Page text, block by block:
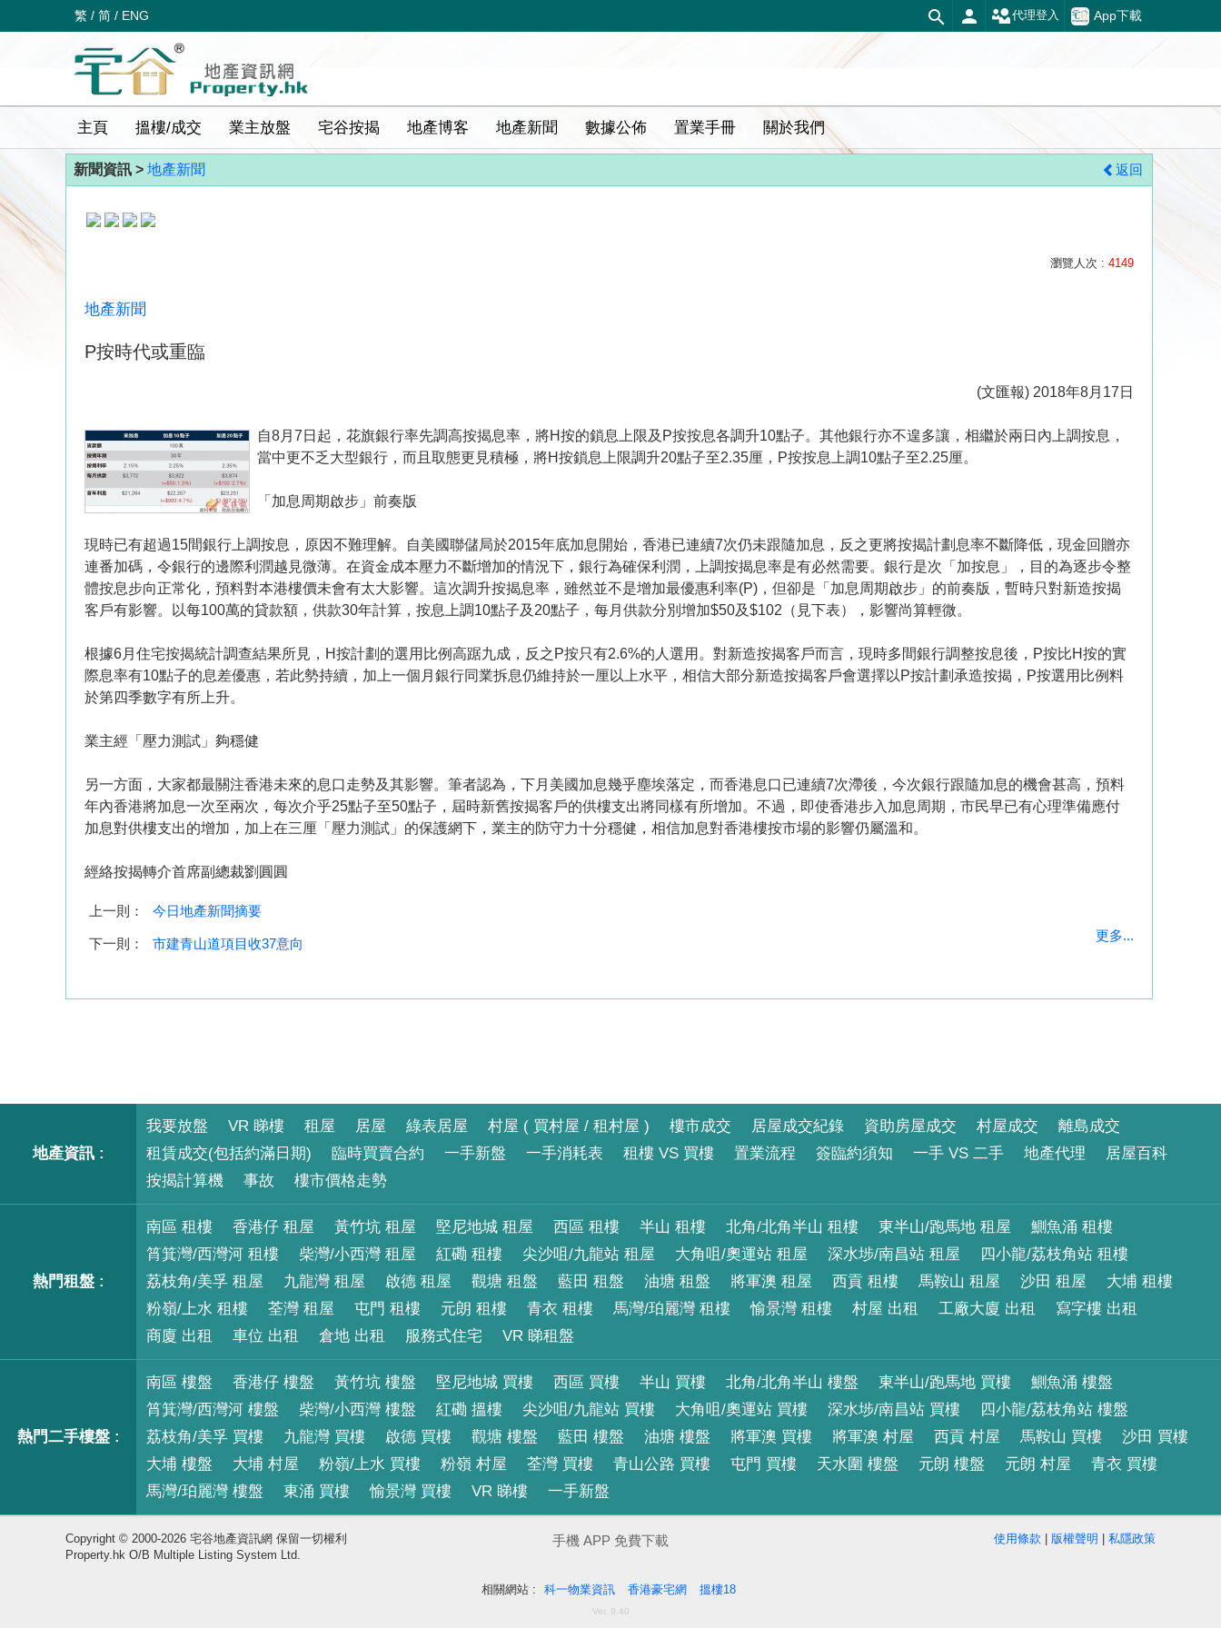
繁 / 简 / ENG App下載
代理登入
主頁 搵樓/成交 業主放盤 宅谷按揭 地產博客 地產新聞 數據公佈 置業手冊 關於我們
新聞資訊 > 地產新聞 返回
瀏覽人次 : 4149
地產新聞
P按時代或重臨
(文匯報) 2018年8月17日
自8月7日起，花旗銀行率先調高按揭息率，將H按的鎖息上限及P按按息各調升10點子。其他銀行亦不遑多讓，相繼於兩日內上調按息，
當中更不乏大型銀行，而且取態更見積極，將H按鎖息上限調升20點子至2.35厘，P按按息上調10點子至2.25厘。
「加息周期啟步」前奏版
現時已有超過15間銀行上調按息，原因不難理解。自美國聯儲局於2015年底加息開始，香港已連續7次仍未跟隨加息，反之更將按揭計劃息率不斷降低，現金回贈亦
連番加碼，令銀行的邊際利潤越見微薄。在資金成本壓力不斷增加的情況下，銀行為確保利潤，上調按揭息率是有必然需要。銀行是次「加按息」，目的為逐步令整
體按息步向正常化，預料對本港樓價未會有太大影響。這次調升按揭息率，雖然並不是增加最優惠利率(P)，但卻是「加息周期啟步」的前奏版，暫時只對新造按揭
客戶有影響。以每100萬的貸款額，供款30年計算，按息上調10點子及20點子，每月供款分別增加$50及$102（見下表），影響尚算輕微。
根據6月住宅按揭統計調查結果所見，H按計劃的選用比例高踞九成，反之P按只有2.6%的人選用。對新造按揭客戶而言，現時多間銀行調整按息後，P按比H按的實
際息率有10點子的息差優惠，若此勢持續，加上一個月銀行同業拆息仍維持於一厘以上水平，相信大部分新造按揭客戶會選擇以P按計劃承造按揭，P按選用比例料
於第四季數字有所上升。
業主經「壓力測試」夠穩健
另一方面，大家都最關注香港未來的息口走勢及其影響。筆者認為，下月美國加息幾乎塵埃落定，而香港息口已連續7次滯後，今次銀行跟隨加息的機會甚高，預料
年內香港將加息一次至兩次，每次介乎25點子至50點子，屆時新舊按揭客戶的供樓支出將同樣有所增加。不過，即使香港步入加息周期，市民早已有心理準備應付
加息對供樓支出的增加，加上在三厘「壓力測試」的保護網下，業主的防守力十分穩健，相信加息對香港樓按市場的影響仍屬溫和。
經絡按揭轉介首席副總裁劉圓圓
上一則： 今日地產新聞摘要
下一則： 市建青山道項目收37意向
更多...
地產資訊 :
我要放盤 VR 睇樓 租屋 居屋 綠表居屋 村屋 ( 買村屋 / 租村屋 ) 樓市成交 居屋成交紀錄 資助房屋成交 村屋成交
離島成交
租賃成交(包括約滿日期)
臨時買賣合約 一手新盤 一手消耗表 租樓 VS 買樓 置業流程 簽臨約須知 一手 VS 二手 地產代理
居屋百科
按揭計算機
事故 樓市價格走勢
熱門租盤 :
南區 租樓 香港仔 租屋 黃竹坑 租屋 堅尼地城 租屋 西區 租樓 半山 租樓 北角/北角半山 租樓 東半山/跑馬地 租屋
鰂魚涌 租樓
筲箕灣/西灣河 租樓
柴灣/小西灣 租屋 紅磡 租樓 尖沙咀/九龍站 租屋 大角咀/奧運站 租屋 深水埗/南昌站 租屋
四小龍/荔枝角站 租樓
荔枝角/美孚 租屋
九龍灣 租屋 啟德 租屋 觀塘 租盤 藍田 租盤 油塘 租盤 將軍澳 租屋 西貢 租樓 馬鞍山 租屋 沙田 租屋
大埔 租樓
粉嶺/上水 租樓
荃灣 租屋 屯門 租樓 元朗 租樓 青衣 租樓 馬灣/珀麗灣 租樓 愉景灣 租樓 村屋 出租 工廠大廈 出租
寫字樓 出租
商廈 出租
車位 出租 倉地 出租 服務式住宅 VR 睇租盤
熱門二手樓盤 :
南區 樓盤 香港仔 樓盤 黃竹坑 樓盤 堅尼地城 買樓 西區 買樓 半山 買樓 北角/北角半山 樓盤 東半山/跑馬地 買樓
鰂魚涌 樓盤
筲箕灣/西灣河 樓盤
柴灣/小西灣 樓盤 紅磡 搵樓 尖沙咀/九龍站 買樓 大角咀/奧運站 買樓 深水埗/南昌站 買樓
四小龍/荔枝角站 樓盤
荔枝角/美孚 買樓
九龍灣 買樓 啟德 買樓 觀塘 樓盤 藍田 樓盤 油塘 樓盤 將軍澳 買樓 將軍澳 村屋 西貢 村屋 馬鞍山 買樓
沙田 買樓
大埔 樓盤
大埔 村屋 粉嶺/上水 買樓 粉嶺 村屋 荃灣 買樓 青山公路 買樓 屯門 買樓 天水圍 樓盤 元朗 樓盤 元朗 村屋
青衣 買樓
馬灣/珀麗灣 樓盤
東涌 買樓 愉景灣 買樓 VR 睇樓 一手新盤
Copyright © 2000-2026 宅谷地產資訊網 保留一切權利
Property.hk O/B Multiple Listing System Ltd.
手機 APP 免費下載 使用條款 | 版權聲明 | 私隱政策
相關網站 : 科一物業資訊 香港豪宅網 搵樓18
Ver. 9.40